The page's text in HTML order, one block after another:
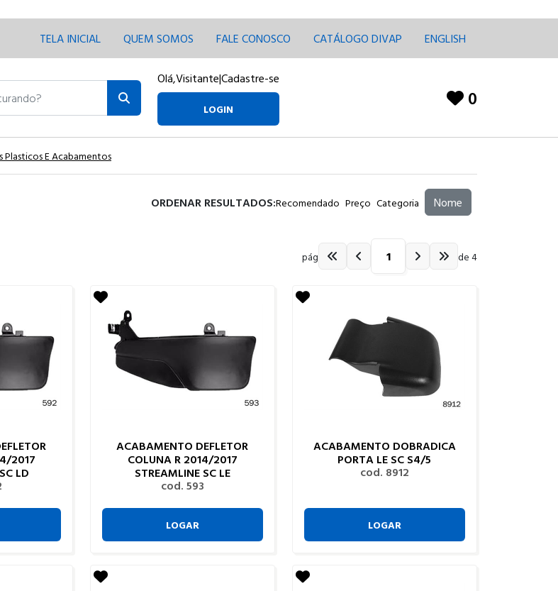
TELA INICIAL
QUEM SOMOS FALE CONOSCO CATÁLOGO DIVAP ENGLISH
Olá,Visitante|Cadastre-se
LOGIN 0
E Acabamentos
ORDENAR RESULTADOS:Recomendado Preço Categoria Nome
pág de 4
2017
LD
ACABAMENTO DEFLETOR
COLUNA R 2014/2017
STREAMLINE SC LE
cod. 593
LOGAR
ACABAMENTO DOBRADICA
PORTA LE SC S4/5
cod. 8912
LOGAR